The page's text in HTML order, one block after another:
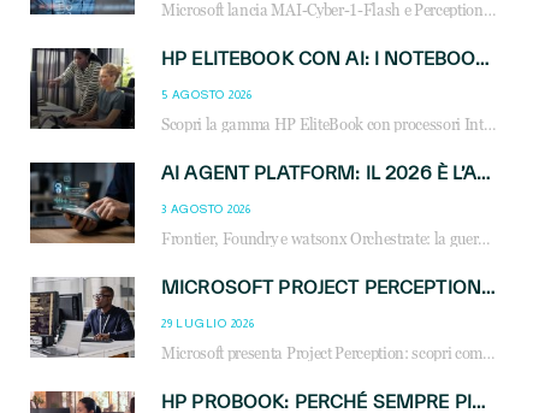
Microsoft lancia MAI-Cyber-1-Flash e Perception: cybersecurity agentica in preview dal 3 novembre. Cosa cambia per MSP, system integrator e reseller.
HP ELITEBOOK CON AI: I NOTEBOOK BUSINESS INTELLIGENTI CHE TRASFORMANO PRODUTTIVITÀ, SICUREZZA E LAVORO IBRIDO
5 AGOSTO 2026
Scopri la gamma HP EliteBook con processori Intel® Core™ Ultra e AMD Ryzen™ AI. Notebook business progettati per aumentare la produttività, migliorare la collaborazione e garantire sicurezza avanzata in ufficio e in mobilità.
AI AGENT PLATFORM: IL 2026 È L’ANNO DEL «SISTEMA OPERATIVO» PER GLI AGENTI AZIENDALI
3 AGOSTO 2026
Frontier, Foundry e watsonx Orchestrate: la guerra delle piattaforme AI agent ridisegna il mercato IT. Cosa cambia per reseller, MSP e system integrator.
MICROSOFT PROJECT PERCEPTION: COME GLI AGENTI AI CAMBIERANNO SOC, CYBERSECURITY E SERVIZI MSP
29 LUGLIO 2026
Microsoft presenta Project Perception: scopri come gli agenti AI possono trasformare cybersecurity, SOC e servizi gestiti degli MSP.
HP PROBOOK: PERCHÉ SEMPRE PIÙ AZIENDE SCELGONO NOTEBOOK PROGETTATI PER IL LAVORO MODERNO